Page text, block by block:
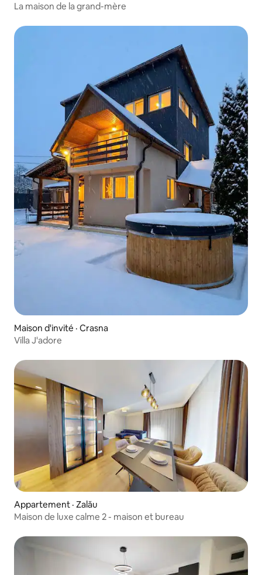
La maison de la grand-mère
Maison d'invité · Crasna
Villa J'adore
Appartement · Zalău
Maison de luxe calme 2 - maison et bureau